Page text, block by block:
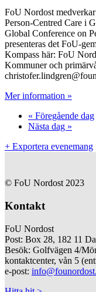
FoU Nordost
Person-Centred Care i
Global Conference on
presenteras det FoU-
Kompass här: FoU
Kommuner och
Mer information »
« Föregående dag
Nästa dag »
+ Exportera evenemang
© FoU Nordost 2023
Kontakt
FoU Nordost
Post: Box 28, 182 11
Besök: Golfvägen 4/
kontaktcenter, vån 5
e-post: